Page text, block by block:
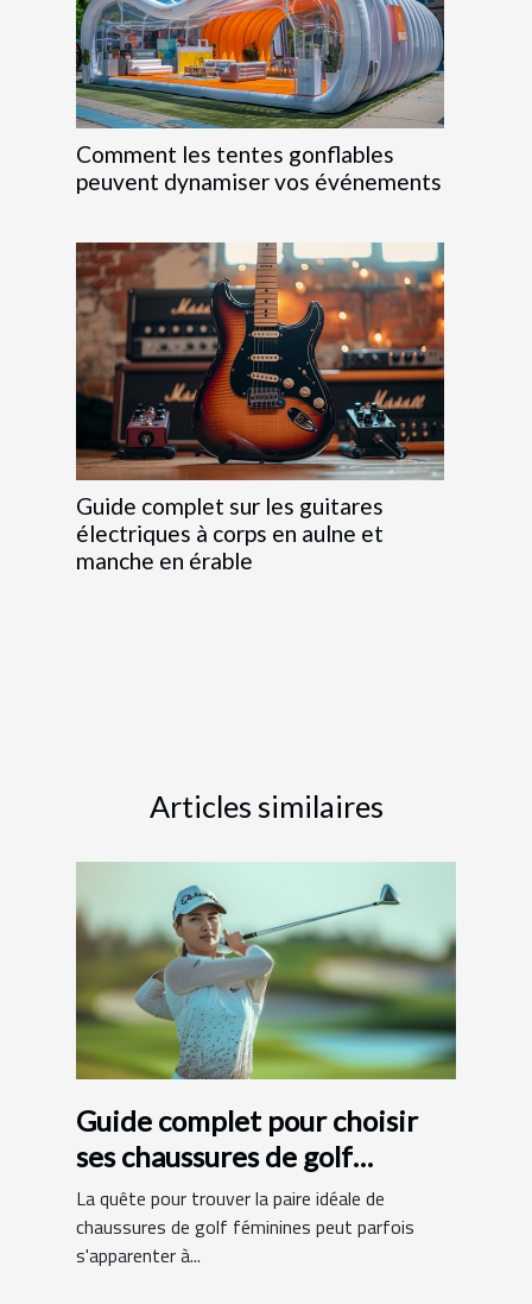
Comment les tentes gonflables
peuvent dynamiser vos événements
Guide complet sur les guitares
électriques à corps en aulne et
manche en érable
Articles similaires
Guide complet pour choisir
ses chaussures de golf
féminines
La quête pour trouver la paire idéale de
chaussures de golf féminines peut parfois
s'apparenter à...